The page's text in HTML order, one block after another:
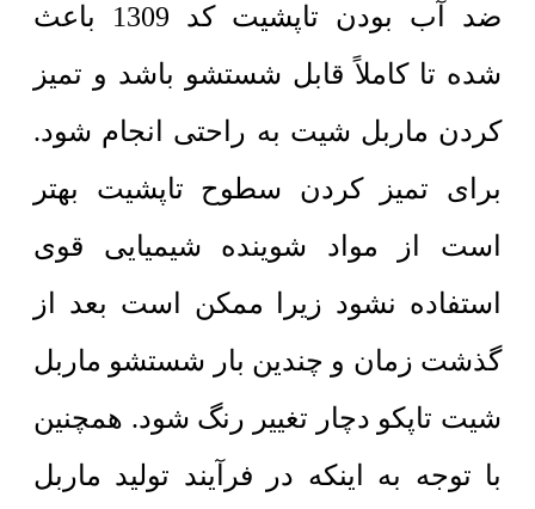
ضد آب بودن تاپشیت کد 1309 باعث
شده تا کاملاً قابل شستشو باشد و تمیز
کردن ماربل شیت به راحتی انجام شود.
برای تمیز کردن سطوح تاپشیت بهتر
است از مواد شوینده شیمیایی قوی
استفاده نشود زیرا ممکن است بعد از
گذشت زمان و چندین بار شستشو ماربل
شیت تاپکو دچار تغییر رنگ شود. همچنین
با توجه به اینکه در فرآیند تولید ماربل